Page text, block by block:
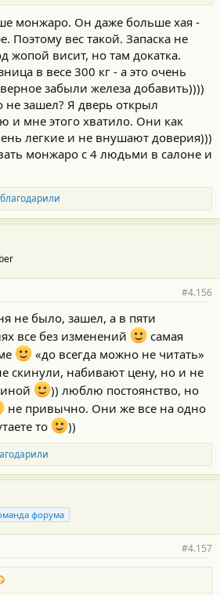
монжаро. Он даже больше хая -
вес такой. Запаска не
жопой висит, но там докатка.
в весе 300 кг - а это очень
забыли железа добавить))))
зашел? Я дверь открыл
и мне этого хватило. Они как
легкие и не внушают доверия)))
монжаро с 4 людьми в салоне и
#4.156
не было, зашел, а в пяти
все без изменений
самая
«до всегда можно не читать»
скинули, набивают цену, но и не
)) люблю постоянство, но
не привычно. Они же все на одно
то
))
форума
#4.157